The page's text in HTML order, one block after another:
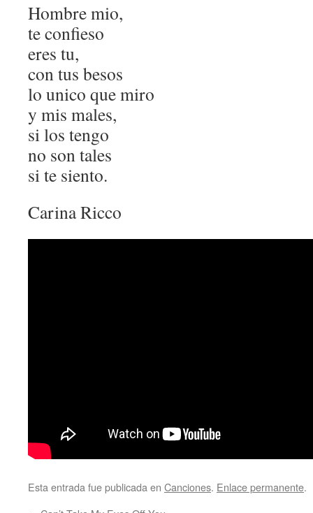
Hombre mio,
te confieso
eres tu,
con tus besos
lo unico que miro
y mis males,
si los tengo
no son tales
si te siento.
Carina Ricco
Esta entrada fue publicada en Canciones. Enlace permanente.